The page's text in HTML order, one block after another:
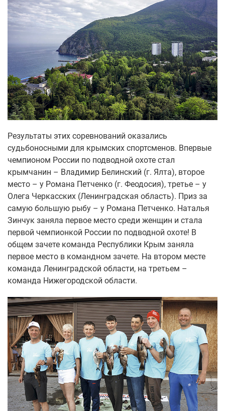
Результаты этих соревнований оказались
судьбоносными для крымских спортсменов. Впервые
чемпионом России по подводной охоте стал
крымчанин – Владимир Белинский (г. Ялта), второе
место – у Романа Петченко (г. Феодосия), третье – у
Олега Черкасских (Ленинградская область). Приз за
самую большую рыбу – у Романа Петченко. Наталья
Зинчук заняла первое место среди женщин и стала
первой чемпионкой России по подводной охоте! В
общем зачете команда Республики Крым заняла
первое место в командном зачете. На втором месте
команда Ленинградской области, на третьем –
команда Нижегородской области.